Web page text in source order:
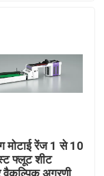
मोटाई रेंज 1 से 10
फ्लूट शीट